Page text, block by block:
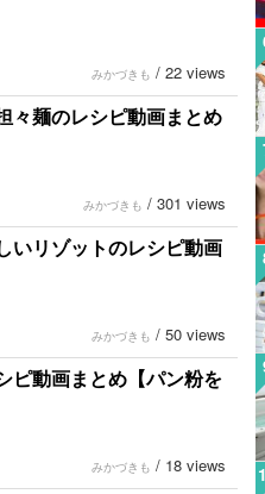
みかづきも / 22 views
々麺のレシピ動画まとめ
みかづきも / 301 views
いリゾットのレシピ動画
みかづきも / 50 views
ピ動画まとめ【パン粉を
みかづきも / 18 views